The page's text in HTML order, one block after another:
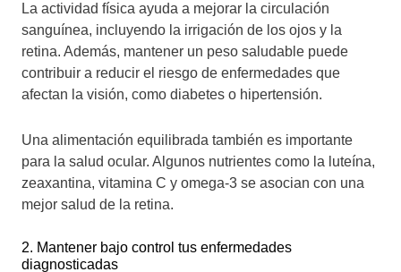
La actividad física ayuda a mejorar la circulación
sanguínea, incluyendo la irrigación de los ojos y la
retina. Además, mantener un peso saludable puede
contribuir a reducir el riesgo de enfermedades que
afectan la visión, como diabetes o hipertensión.
Una alimentación equilibrada también es importante
para la salud ocular. Algunos nutrientes como la luteína,
zeaxantina, vitamina C y omega-3 se asocian con una
mejor salud de la retina.
2. Mantener bajo control tus enfermedades
diagnosticadas